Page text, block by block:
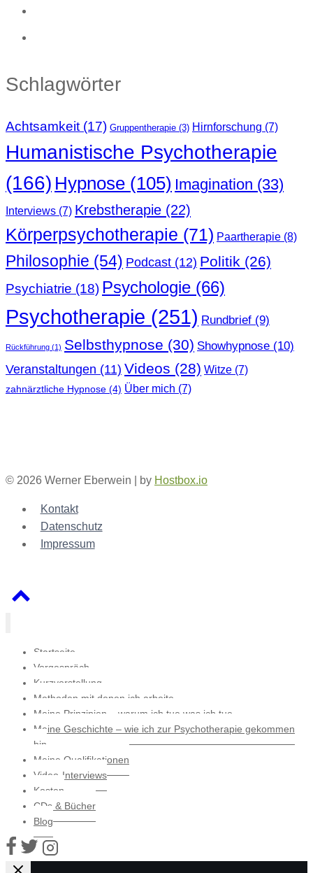
Schlagwörter
Achtsamkeit (17) Gruppentherapie (3) Hirnforschung (7)
Humanistische Psychotherapie
(166) Hypnose (105) Imagination (33)
Interviews (7) Krebstherapie (22)
Körperpsychotherapie (71) Paartherapie (8)
Philosophie (54) Podcast (12) Politik (26)
Psychiatrie (18) Psychologie (66)
Psychotherapie (251) Rundbrief (9)
Rückführung (1) Selbsthypnose (30) Showhypnose (10)
Veranstaltungen (11) Videos (28) Witze (7)
zahnärztliche Hypnose (4) Über mich (7)
© 2026 Werner Eberwein | by Hostbox.io
Kontakt
Datenschutz
Impressum
Startseite
Vorgespräch
Kurzvorstellung
Methoden mit denen ich arbeite
Meine Prinzipien – warum ich tue was ich tue
Meine Geschichte – wie ich zur Psychotherapie gekommen
bin
Meine Qualifikationen
Video-Interviews
Kosten
CDs & Bücher
Blog